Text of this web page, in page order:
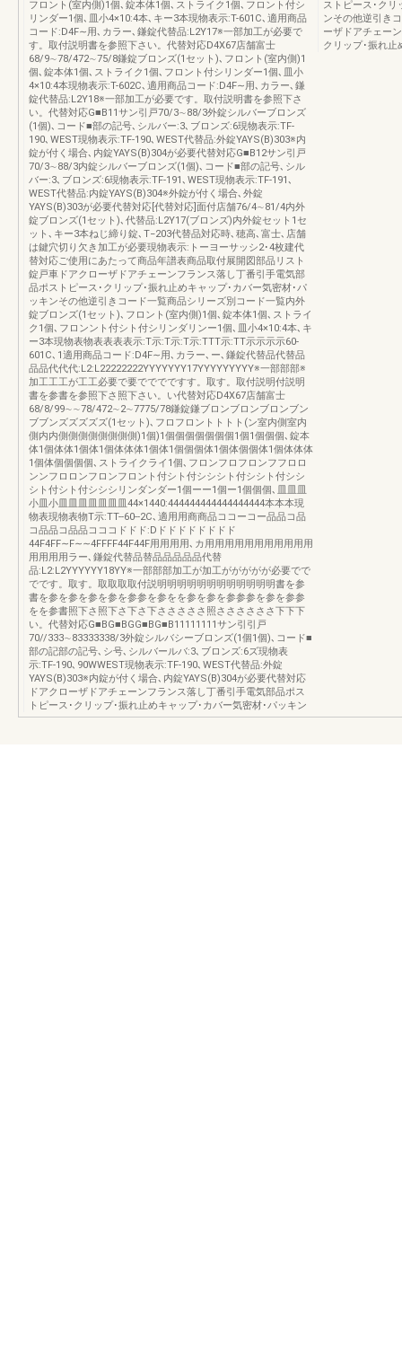
フロント(室内側)1個､錠本体1個､ストライク1個､フロント付シ
リンダー1個､皿小4×10:4本､キー3本現物表示:T-601C､適用商品
コード:D4F∼用､カラー､鎌錠代替品:L2Y17※一部加工が必要で
す。取付説明書を参照下さい。代替対応D4X67店舗富士
68/9∼78/472∼75/8鎌錠ブロンズ(1セット)､フロント(室内側)1
個､錠本体1個､ストライク1個､フロント付シリンダー1個､皿小
4×10:4本現物表示:T-602C､適用商品コード:D4F∼用､カラー､鎌
錠代替品:L2Y18※一部加工が必要です。取付説明書を参照下さ
い。代替対応G■B11サン引戸70/3∼88/3外錠シルバーブロンズ
(1個)､コード■部の記号､シルバー:3､ブロンズ:6現物表示:TF-
190､WEST現物表示:TF-190､WEST代替品:外錠YAYS(B)303※内
錠が付く場合､内錠YAYS(B)304が必要代替対応G■B12サン引戸
70/3∼88/3内錠シルバーブロンズ(1個)､コード■部の記号､シル
バー:3､ブロンズ:6現物表示:TF-191､WEST現物表示:TF-191､
WEST代替品:内錠YAYS(B)304※外錠が付く場合､外錠
YAYS(B)303が必要代替対応[代替対応]面付店舗76/4∼81/4内外
錠ブロンズ(1セット)､代替品:L2Y17(ブロンズ)内外錠セット1セ
ット､キー3本ねじ締り錠､T−203代替品対応時､穂高､富士､店舗
は鍵穴切り欠き加工が必要現物表示:トーヨーサッシ2･4枚建代
替対応ご使用にあたって商品年譜表商品取付展開図部品リスト
錠戸車ドアクローザドアチェーンフランス落し丁番引手電気部
品ポストピース･クリップ･振れ止めキャップ･カバー気密材･パ
ッキンその他逆引きコード一覧商品シリーズ別コード一覧内外
錠ブロンズ(1セット)､フロント(室内側)1個､錠本体1個､ストライ
ク1個､フロンント付シト付シリンダリンー1個､皿小4×10:4本､キ
ー3本現物表物表表表表示:T示:T示:T示:TTT示:TT示示示示60-
601C､1適用商品コード:D4F∼用､カラー､ー､鎌錠代替品代替品
品品代代代:L2:L22222222YYYYYYY17YYYYYYYYY※一部部部※
加工工工が工工必要で要でででですす。取す。取付説明付説明
書を参書を参照下さ照下さい。い代替対応D4X67店舗富士
68/8/99∼∼78/472∼2∼7775/78鎌錠鎌ブロンブロンブロンブン
ブブンズズズズズ(1セット)､フロフロントトトト(ン室内側室内
側内内側側側側側側側側)1個)1個個個個個個個1個1個個個､錠本
体1個体体1個体1個体体体1個体1個個個体1個体個個体1個体体体
1個体個個個個､ストライクライ1個､フロンフロフロンフフロロ
ンンフロロンフロンフロント付シト付シシシト付シシト付シシ
シト付シト付シシシリンダンダー1個ーー1個ー1個個個､皿皿皿
小皿小皿皿皿皿皿皿皿44×1440:444444444444444444本本本現
物表現物表物T示:TT--60--2C､適用用商商品ココーコー品品コ品
コ品品コ品品コココドドド:Dドドドドドドドド
44F4FF∼F∼∼4FFFF44F44F用用用用､カ用用用用用用用用用用用
用用用用ラー､鎌錠代替品替品品品品品代替
品:L2:L2YYYYYY18YY※一部部部加工が加工ががががが必要でで
でです。取す。取取取取付説明明明明明明明明明明明明書を参
書を参を参を参を参を参参を参をを参を参を参参参を参を参参
をを参書照下さ照下さ下さ下さささささ照ささささささ下下下
い。代替対応G■BG■BGG■BG■B11111111サン引引戸
70//333∼83333338/3外錠シルバシーブロンズ(1個1個)､コード■
部の記部の記号､シ号､シルバールバ:3､ブロンズ:6ズ現物表
示:TF-190､90WWEST現物表示:TF-190､WEST代替品:外錠
YAYS(B)303※内錠が付く場合､内錠YAYS(B)304が必要代替対応
ドアクローザドアチェーンフランス落し丁番引手電気部品ポス
トピース･クリップ･振れ止めキャップ･カバー気密材･パッキン
ストピース･クリ
ンその他逆引き
ーザドアチェー
クリップ･振れ止